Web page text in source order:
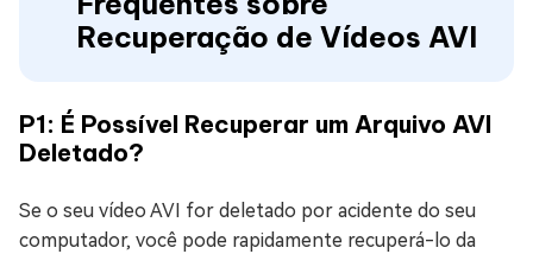
Recuperação de Vídeos AVI
P1: É Possível Recuperar um Arquivo AVI
Deletado?
Se o seu vídeo AVI for deletado por acidente do seu
computador, você pode rapidamente recuperá-lo da